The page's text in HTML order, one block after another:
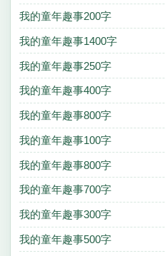
我的童年趣事200字
我的童年趣事1400字
我的童年趣事250字
我的童年趣事400字
我的童年趣事800字
我的童年趣事100字
我的童年趣事800字
我的童年趣事700字
我的童年趣事300字
我的童年趣事500字